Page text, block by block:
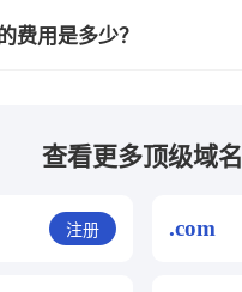
费用是多少？
查看更多顶级域名
注册 .com